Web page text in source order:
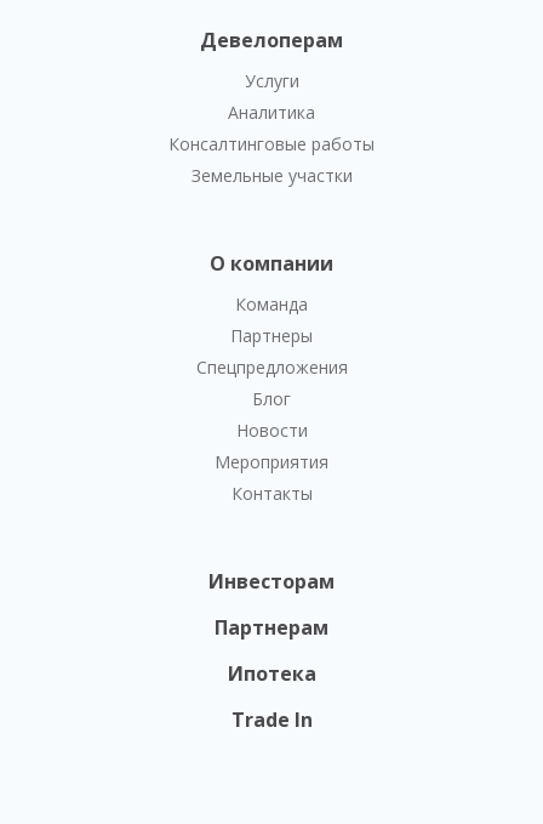
Девелоперам
Услуги
Аналитика
Консалтинговые работы
Земельные участки
О компании
Команда
Партнеры
Спецпредложения
Блог
Новости
Мероприятия
Контакты
Инвесторам
Партнерам
Ипотека
Trade In